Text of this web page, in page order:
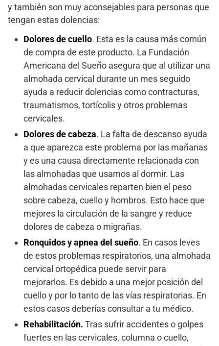
y también son muy aconsejables para personas que
tengan estas dolencias:
Dolores de cuello. Esta es la causa más común
de compra de este producto. La Fundación
Americana del Sueño asegura que al utilizar una
almohada cervical durante un mes seguido
ayuda a reducir dolencias como contracturas,
traumatismos, tortícolis y otros problemas
cervicales.
Dolores de cabeza. La falta de descanso ayuda
a que aparezca este problema por las mañanas
y es una causa directamente relacionada con
las almohadas que usamos al dormir. Las
almohadas cervicales reparten bien el peso
sobre cabeza, cuello y hombros. Esto hace que
mejores la circulación de la sangre y reduce
dolores de cabeza o migrañas.
Ronquidos y apnea del sueño. En casos leves
de estos problemas respiratorios, una almohada
cervical ortopédica puede servir para
mejorarlos. Es debido a una mejor posición del
cuello y por lo tanto de las vías respiratorias. En
estos casos deberías consultar a tu médico.
Rehabilitación. Tras sufrir accidentes o golpes
fuertes en las cervicales, columna o cuello,